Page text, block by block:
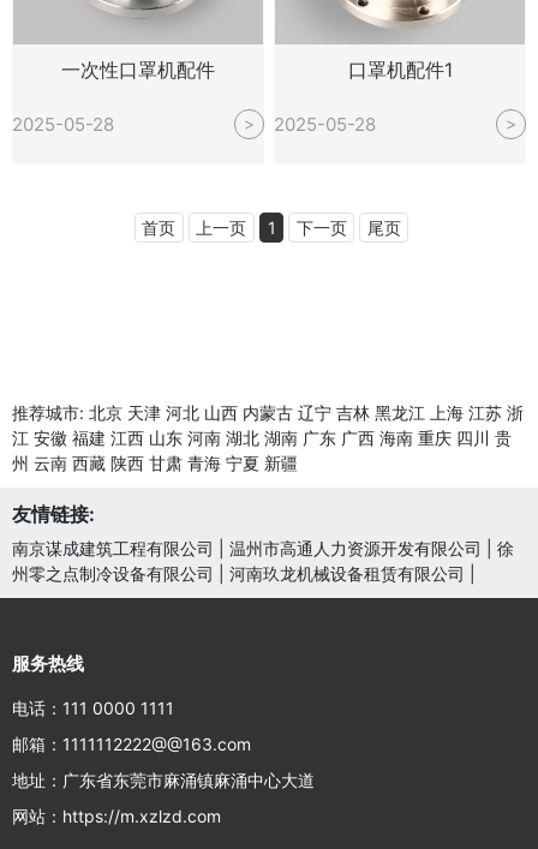
一次性口罩机配件
2025-05-28 >
口罩机配件1
2025-05-28 >
首页 上一页 1 下一页 尾页
推荐城市: 北京 天津 河北 山西 内蒙古 辽宁 吉林 黑龙江 上海 江苏 浙
江 安徽 福建 江西 山东 河南 湖北 湖南 广东 广西 海南 重庆 四川 贵
州 云南 西藏 陕西 甘肃 青海 宁夏 新疆
友情链接:
南京谋成建筑工程有限公司 温州市高通人力资源开发有限公司
徐
州零之点制冷设备有限公司
河南玖龙机械设备租赁有限公司
服务热线
电话：111 0000 1111
邮箱：1111112222@@163.com
地址：广东省东莞市麻涌镇麻涌中心大道
网站：https://m.xzlzd.com